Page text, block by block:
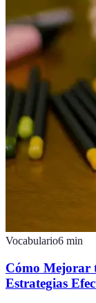
Vocabulario6 min
Cómo Mejorar
Estrategias